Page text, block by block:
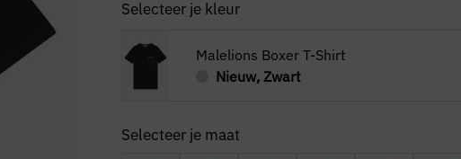
Selecteer je kleur
Malelions Boxer T-Shirt
Nieuw, Zwart